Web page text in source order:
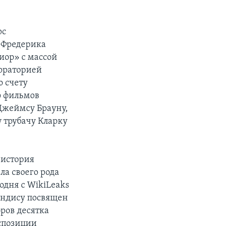
с массой
счету
фильмов
Брауну,
Кларку
своего рода
с WikiLeaks
посвящен
десятка